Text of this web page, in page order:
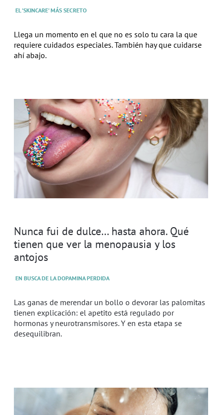
EL 'SKINCARE' MÁS SECRETO
Llega un momento en el que no es solo tu cara la que
requiere cuidados especiales. También hay que cuidarse
ahí abajo.
Nunca fui de dulce… hasta ahora. Qué
tienen que ver la menopausia y los
antojos
EN BUSCA DE LA DOPAMINA PERDIDA
Las ganas de merendar un bollo o devorar las palomitas
tienen explicación: el apetito está regulado por
hormonas y neurotransmisores. Y en esta etapa se
desequilibran.